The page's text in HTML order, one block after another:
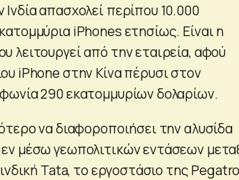
απασχολεί περίπου 10.000
iPhones ετησίως. Είναι η
λειτουργεί από την εταιρεία, αφού
iPhone στην Κίνα πέρυσι στον
290 εκατομμυρίων δολαρίων.
να διαφοροποιήσει την αλυσίδα
μέσω γεωπολιτικών εντάσεων
Tata, το εργοστάσιο της